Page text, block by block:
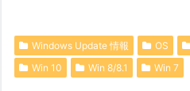
Windows Update 情報 OS
Win 10
Win 8/8.1 Win 7